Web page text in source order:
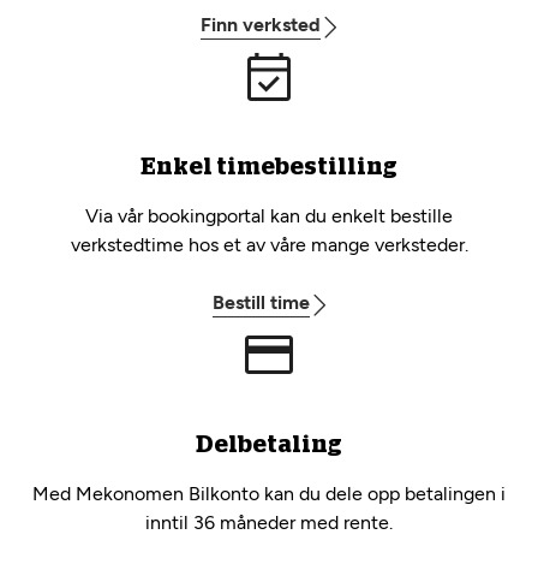
Finn verksted
Enkel timebestilling
Via vår bookingportal kan du enkelt bestille
verkstedtime hos et av våre mange verksteder.
Bestill time
Delbetaling
Med Mekonomen Bilkonto kan du dele opp betalingen i
inntil 36 måneder med rente.